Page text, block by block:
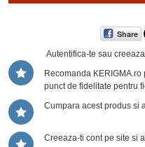
Share
Autentifica-te sau
Recomanda
punct de fidelitate pentru
Cumpara acest produs si
Creeaza-ti cont pe site si